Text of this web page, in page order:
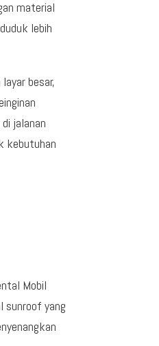
material
lebih
besar,
jalanan
kebutuhan
Mobil
sunroof yang